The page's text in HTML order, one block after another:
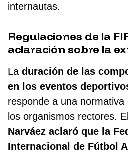
internautas.
Regulaciones de la
aclaración sobre la
La duración de las
en los eventos
responde a una
los organismos rectores. El
Narváez aclaró que la
Internacional de Fútbol